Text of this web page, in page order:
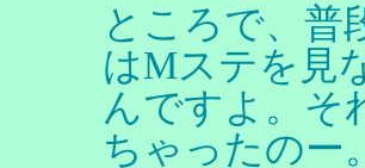
ところで、普
はMステを見
んですよ。そ
ちゃったのー